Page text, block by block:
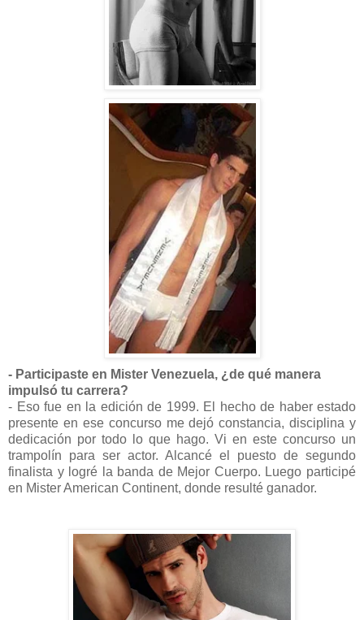
- Participaste en Mister Venezuela, ¿de qué manera
impulsó tu carrera?
- Eso fue en la edición de 1999. El hecho de haber estado
presente en ese concurso me dejó constancia, disciplina y
dedicación por todo lo que hago. Vi en este concurso un
trampolín para ser actor. Alcancé el puesto de segundo
finalista y logré la banda de Mejor Cuerpo. Luego participé
en Mister American Continent, donde resulté ganador.